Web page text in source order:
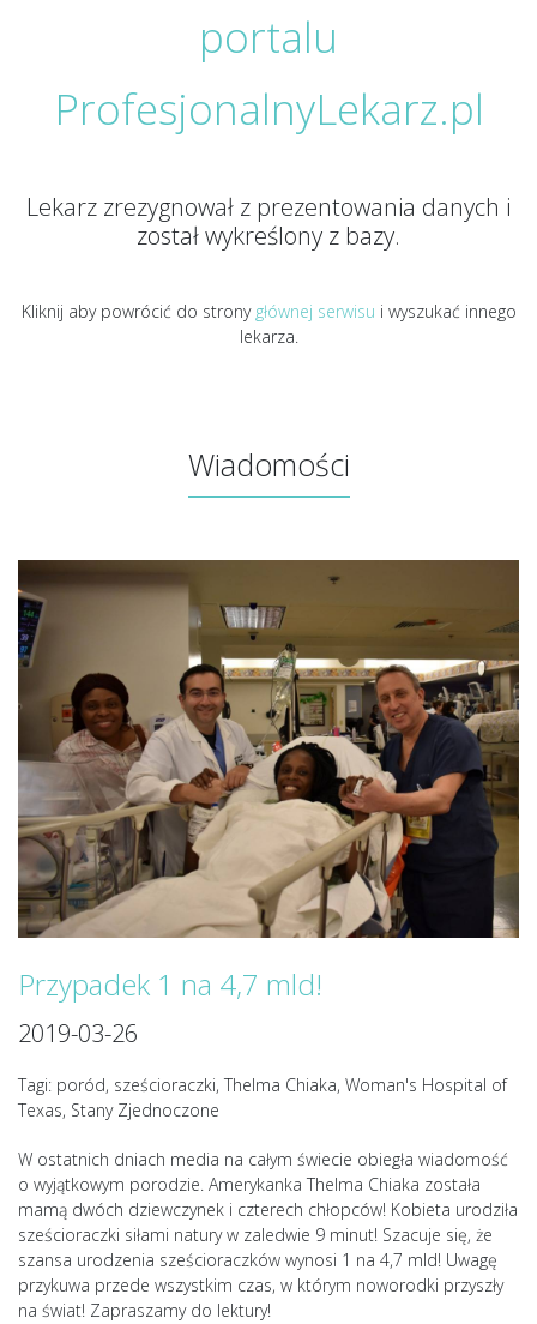
portalu
ProfesjonalnyLekarz.pl
Lekarz zrezygnował z prezentowania danych i
został wykreślony z bazy.
Kliknij aby powrócić do strony głównej serwisu i wyszukać innego
lekarza.
Wiadomości
Przypadek 1 na 4,7 mld!
2019-03-26
Tagi: poród, sześcioraczki, Thelma Chiaka, Woman's Hospital of
Texas, Stany Zjednoczone
W ostatnich dniach media na całym świecie obiegła wiadomość
o wyjątkowym porodzie. Amerykanka Thelma Chiaka została
mamą dwóch dziewczynek i czterech chłopców! Kobieta urodziła
sześcioraczki siłami natury w zaledwie 9 minut! Szacuje się, że
szansa urodzenia sześcioraczków wynosi 1 na 4,7 mld! Uwagę
przykuwa przede wszystkim czas, w którym noworodki przyszły
na świat! Zapraszamy do lektury!